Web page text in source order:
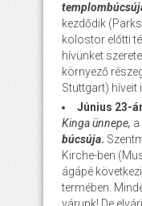
kezdődik
kolostor előtti
hívünket
környező
Stuttgart) híveit
Június 23-
Kinga ünnepe, a
búcsúja.
Kirche-ben
ágápé
termében.